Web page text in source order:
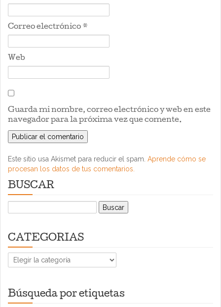
Correo electrónico *
Web
Guarda mi nombre, correo electrónico y web en este
navegador para la próxima vez que comente.
Este sitio usa Akismet para reducir el spam. Aprende cómo se
procesan los datos de tus comentarios.
BUSCAR
CATEGORIAS
CATEGORIAS
Búsqueda por etiquetas